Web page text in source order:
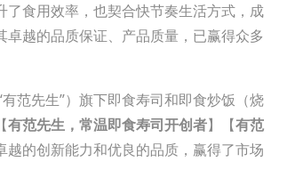
食用效率，也契合快节奏生活方式，成
越的品质保证、产品质量，已赢得众多
有范先生”）旗下即食寿司和即食炒饭（烧
有范先生，常温即食寿司开创者】【有范
越的创新能力和优良的品质，赢得了市场